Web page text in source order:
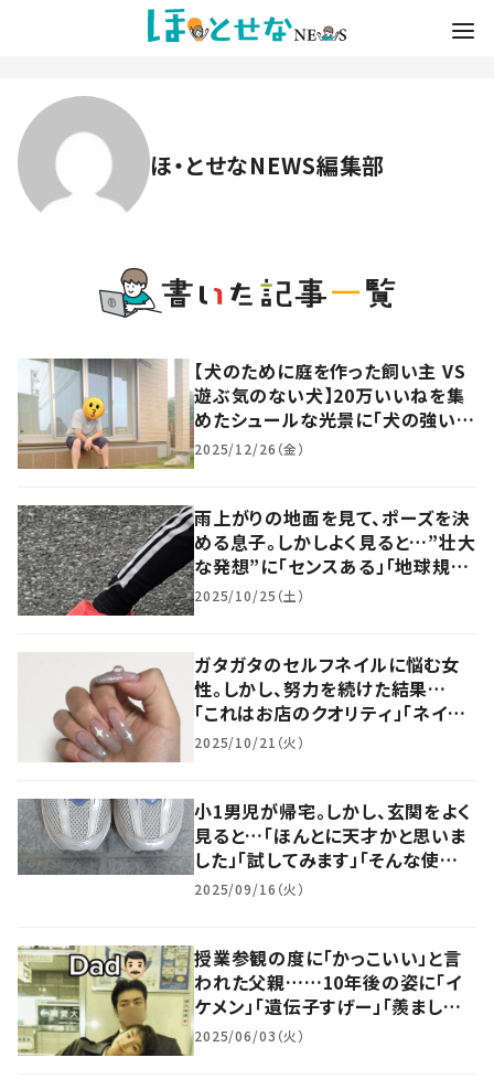
ほ・とせなNEWS編集部
【犬のために庭を作った飼い主 VS
遊ぶ気のない犬】20万いいねを集
めたシュールな光景に「犬の強い意
志を感じる」あれから2年、現在の
2025/12/26（金）
雨上がりの地面を見て、ポーズを決
める息子。しかしよく見ると…”壮大
な発想”に「センスある」「地球規模
の遊び」
2025/10/25（土）
ガタガタのセルフネイルに悩む女
性。しかし、努力を続けた結果…
「これはお店のクオリティ」「ネイリ
ストになるべき」
2025/10/21（火）
小1男児が帰宅。しかし、玄関をよく
見ると…「ほんとに天才かと思いま
した」「試してみます」「そんな使い
方があったとは」
2025/09/16（火）
授業参観の度に「かっこいい」と言
われた父親……10年後の姿に「イ
ケメン」「遺伝子すげー」「羨ましい」
「美男美女」 の声
2025/06/03（火）